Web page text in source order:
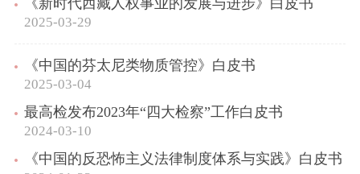
《新时代西藏人权事业的发展与进步》白皮书
2025-03-29
《中国的芬太尼类物质管控》白皮书
2025-03-04
最高检发布2023年“四大检察”工作白皮书
2024-03-10
《中国的反恐怖主义法律制度体系与实践》白皮书